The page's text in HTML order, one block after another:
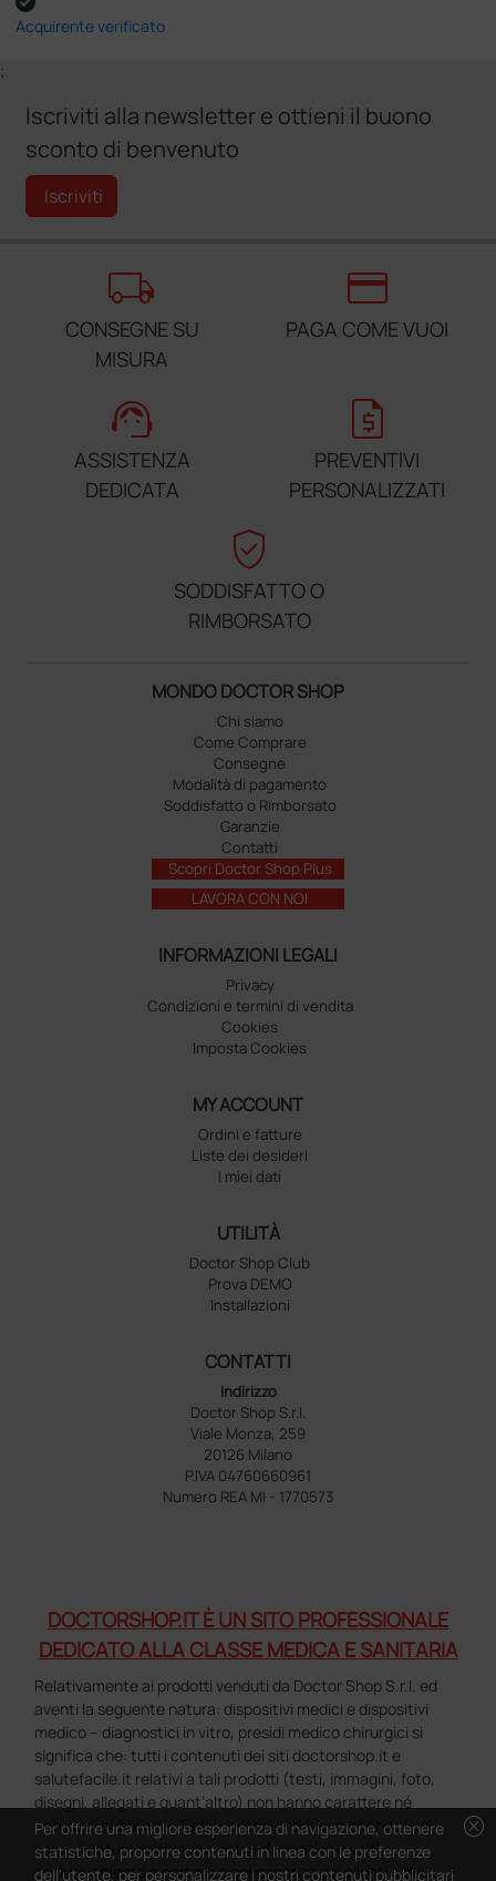
Acquirente verificato
;
Iscriviti alla newsletter e ottieni il buono
sconto di benvenuto
Iscriviti
local_shipping
CONSEGNE SU
MISURA
credit_card
PAGA COME VUOI
support_agent
ASSISTENZA
DEDICATA
request_quote
PREVENTIVI
PERSONALIZZATI
verified_user
SODDISFATTO O
RIMBORSATO
MONDO DOCTOR SHOP
Chi siamo
Come Comprare
Consegne
Modalità di pagamento
Soddisfatto o Rimborsato
Garanzie
Contatti
Scopri Doctor Shop Plus
LAVORA CON NOI
INFORMAZIONI LEGALI
Privacy
Condizioni e termini di vendita
Cookies
Imposta Cookies
MY ACCOUNT
Ordini e fatture
Liste dei desideri
I miei dati
UTILITÀ
Doctor Shop Club
Prova DEMO
Installazioni
CONTATTI
Indirizzo
Doctor Shop S.r.l.
Viale Monza, 259
20126 Milano
P.IVA 04760660961
Numero REA MI - 1770573
DOCTORSHOP.IT È UN SITO PROFESSIONALE
DEDICATO ALLA CLASSE MEDICA E SANITARIA
Relativamente ai prodotti venduti da Doctor Shop S.r.l. ed
aventi la seguente natura: dispositivi medici e dispositivi
medico – diagnostici in vitro, presidi medico chirurgici si
significa che: tutti i contenuti dei siti doctorshop.it e
salutefacile.it relativi a tali prodotti (testi, immagini, foto,
disegni, allegati e quant’altro) non hanno carattere né
natura di pubblicità. Tutti i contenuti devono intendersi e
sono di natura esclusivamente informativa e volti
esclusivamente a portare a conoscenza dei clienti e dei
cancel
Per offrire una migliore esperienza di navigazione, ottenere
statistiche, proporre contenuti in linea con le preferenze
dell'utente, per personalizzare i nostri contenuti pubblicitari